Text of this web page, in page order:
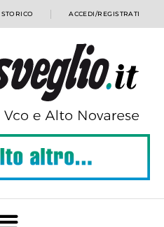
ACCEDI/REGISTRATI